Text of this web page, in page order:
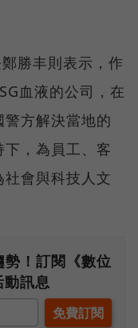
勝丰則表示，作
血液的公司，在
方解決當地的
，為員工、客
會與科技人文
！訂閱《數位
動訊息